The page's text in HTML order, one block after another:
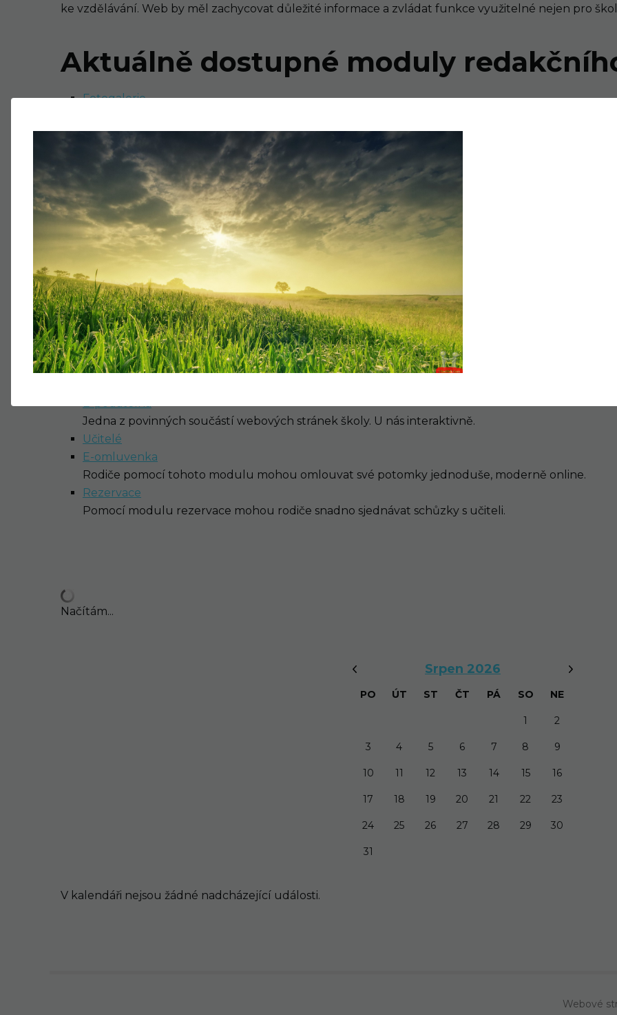
ke vzdělávání. Web by měl zachycovat důležité informace a zvládat funkce využitelné nejen pro
Aktuálně dostupné moduly
Fotogalerie
Fórum
Umožněte komunikaci mezi školou a jejím okolím.
Využijte moderní sdílení souborů prostřednictvím modulu studijní materiály.
Jídelna
Objednávejte si obědy z pohodlí domova.
Přihlášení
Správa účtu, objednávání jídel v jídelně, nahrávání souborů do tříd, vkládání příspěvků na
studentům tento modul.
Kalendář
Upozorněte na blížící se školní akce.
Testy
Testujte své studenty efektivněji – prostřednictvím elektronických testů.
Nástěnka
E-podatelna
Jedna z povinných součástí webových stránek školy. U nás interaktivně.
Učitelé
E-omluvenka
Rodiče pomocí tohoto modulu mohou omlouvat své potomky jednoduše, moderně online.
Rezervace
Pomocí modulu rezervace mohou rodiče snadno sjednávat schůzky s učiteli.
Načítám...
Srpen 2026
PO ÚT ST ČT PÁ SO NE
1 2
3 4 5 6 7 8 9
10 11 12 13 14 15 16
17 18 19 20 21 22 23
24 25 26 27 28 29 30
31
V kalendáři nejsou žádné nadcházející události.
Webové